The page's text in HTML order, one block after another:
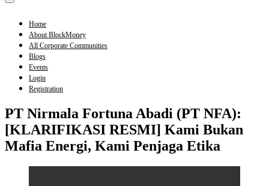
Menu
Home
About BlockMoney
All Corporate Communities
Blogs
Events
Login
Registration
PT Nirmala Fortuna Abadi (PT NFA):
[KLARIFIKASI RESMI] Kami Bukan
Mafia Energi, Kami Penjaga Etika